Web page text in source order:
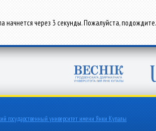
начнется через 3 секунды. Пожалуйста, подождите.
государственный университет имени Янки Купалы